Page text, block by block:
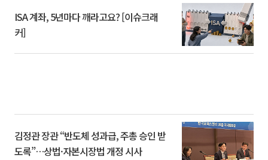
ISA 계좌, 5년마다 깨라고요? [이슈크래
커]
김정관 장관 “반도체 성과급, 주총 승인 받
도록”…상법·자본시장법 개정 시사